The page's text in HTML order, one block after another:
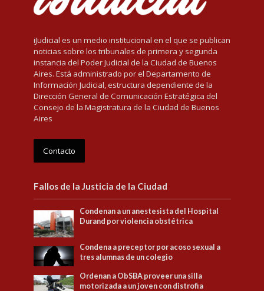
iJudicial es un medio institucional en el que se publican
noticias sobre los tribunales de primera y segunda
instancia del Poder Judicial de la Ciudad de Buenos
Aires. Está administrado por el Departamento de
Información Judicial, estructura dependiente de la
Dirección General de Comunicación Estratégica del
Consejo de la Magistratura de la Ciudad de Buenos
Aires
Contacto
Fallos de la Justicia de la Ciudad
Condenan a un anestesista del Hospital
Durand por violencia obstétrica
Condena a preceptor por acoso sexual a
tres alumnas de un colegio
Ordenan a ObSBA proveer una silla
motorizada a un joven con distrofia